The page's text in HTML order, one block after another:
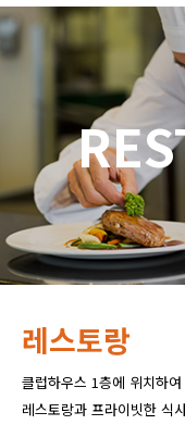
레스토랑
클럽하우스 1층에 위치하
레스토랑과 프라이빗한 식